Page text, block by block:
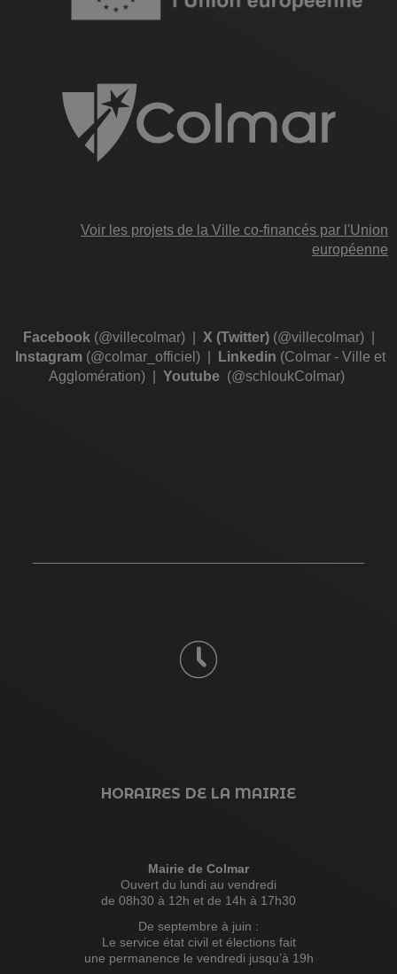
Voir les projets de la Ville co-financés par l'Union
européenne
Facebook(@villecolmar)| X (Twitter)(@villecolmar)|
Instagram (@colmar_officiel) Linkedin (Colmar - Ville et
Agglomération)
Youtube (@schloukColmar)
HORAIRES DE LA MAIRIE
Mairie de Colmar
Ouvert du lundi au vendredi
de 08h30 à 12h et de 14h à 17h30
De septembre à juin :
Le service état civil et élections fait
une permanence le vendredi jusqu’à 19h